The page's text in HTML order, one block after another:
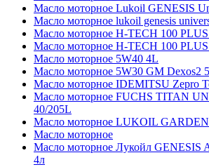
Масло моторное Lukoil GENESIS
Масло моторное lukoil genesis
Масло моторное H-TECH 100
Масло моторное H-TECH 100
Масло моторное 5W40 4L
Масло моторное 5W30 GM Dexos2
Масло моторное IDEMITSU Zepro
Масло моторное FUCHS TITAN
40/205L
Масло моторное LUKOIL
Масло моторное
Масло моторное Лукойл GENESIS
4л